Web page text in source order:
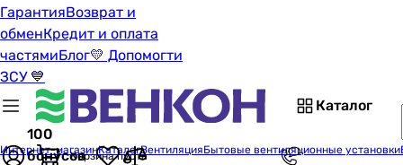
ГарантияВозврат и
обменКредит и оплата
частямиБлог💛 Допомогти
ЗСУ 💙
Каталог
100
бонусовКорзина пуста
Интернет-магазинКаталогВентиляцияБытовые вентиляционные установки